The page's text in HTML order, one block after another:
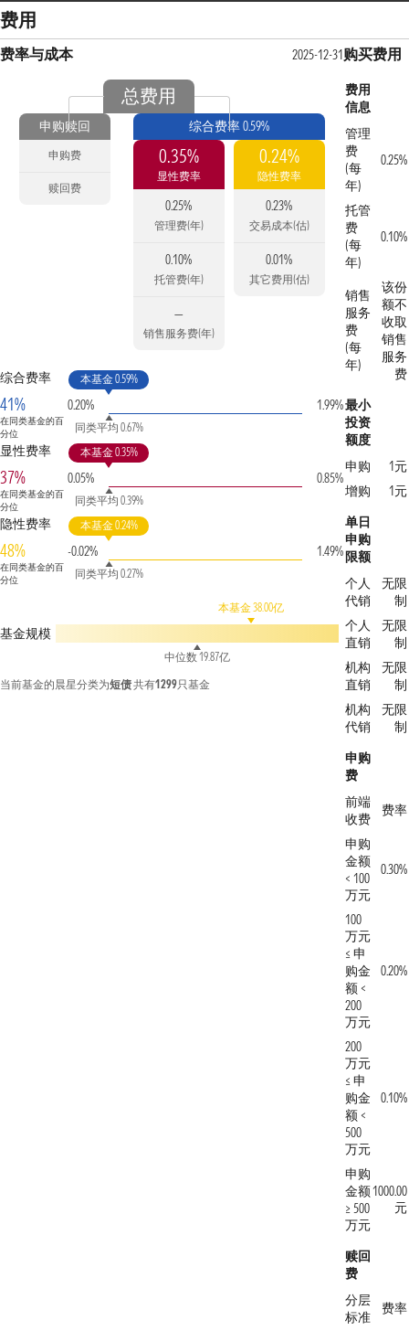
费用
费率与成本 2025-12-31
总费用
申购赎回
申购费
赎回费
综合费率 0.59%
0.35%
显性费率
0.25%
管理费(年)
0.10%
托管费(年)
—
销售服务费(年)
0.24%
隐性费率
0.23%
交易成本(估)
0.01%
其它费用(估)
综合费率
41%
在同类基金的百
分位
0.20%
本基金 0.59%
同类平均 0.67%
1.99%
显性费率
37%
在同类基金的百
分位
0.05%
本基金 0.35%
同类平均 0.39%
0.85%
隐性费率
48%
在同类基金的百
分位
-0.02%
本基金 0.24%
同类平均 0.27%
1.49%
基金规模
本基金 38.00亿
中位数 19.87亿
当前基金的晨星分类为短债共有1299只基金
购买费用
费用
信息
管理
费
(每
年)
0.25%
托管
费
(每
年)
0.10%
销售
服务
费
(每
年)
该份
额不
收取
销售
服务
费
最小
投资
额度
申购
1元
增购
1元
单日
申购
限额
个人
代销
无限
制
个人
直销
无限
制
机构
直销
无限
制
机构
代销
无限
制
申购
费
前端
收费
费率
申购
金额
< 100
万元
0.30%
100
万元
≤ 申
购金
额 <
200
万元
0.20%
200
万元
≤ 申
购金
额 <
500
万元
0.10%
申购
金额
≥ 500
万元
1000.00
元
赎回
费
分层
标准
费率